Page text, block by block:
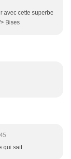
avec cette superbe
Bises
qui sait...